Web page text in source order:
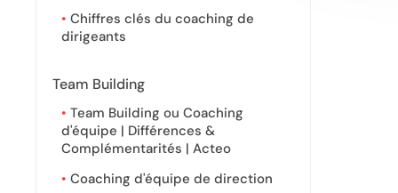
Chiffres clés du coaching de
dirigeants
Team Building
Team Building ou Coaching
d'équipe | Différences &
Complémentarités | Acteo
Coaching d'équipe de direction